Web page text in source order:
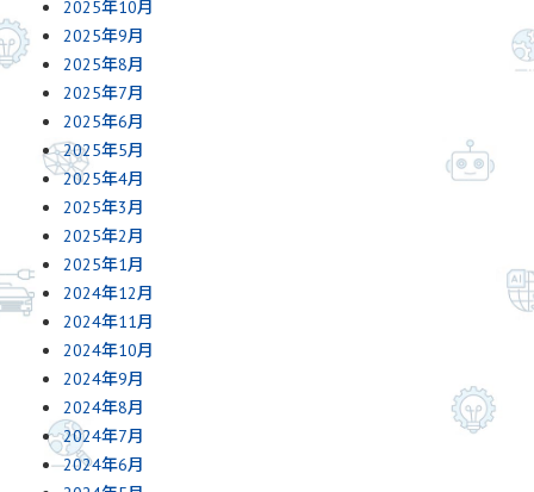
2025年10月
2025年9月
2025年8月
2025年7月
2025年6月
2025年5月
2025年4月
2025年3月
2025年2月
2025年1月
2024年12月
2024年11月
2024年10月
2024年9月
2024年8月
2024年7月
2024年6月